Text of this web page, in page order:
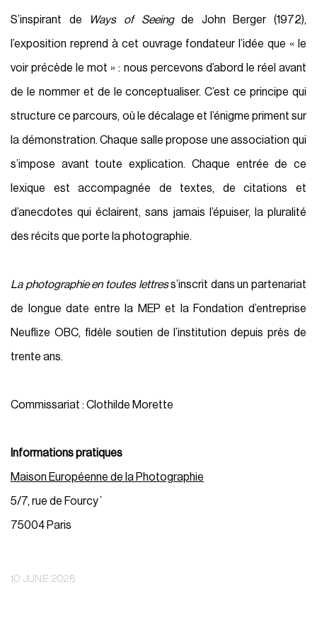
S’inspirant de Ways of Seeingde John Berger (1972),
l’exposition reprend à cet ouvrage fondateur l’idée que « le
voir précède le mot » : nous percevons d’abord le réel avant
de le nommer et de le conceptualiser. C’est ce principe qui
structure ce parcours, où le décalage et l’énigme priment sur
la démonstration. Chaque salle propose une association qui
s’impose avant toute explication. Chaque entrée de ce
lexique est accompagnée de textes, de citations et
d’anecdotes qui éclairent, sans jamais l’épuiser, la pluralité
des récits que porte la photographie.
La photographie en toutes lettress’inscrit dans un partenariat
de longue date entre la MEP et la Fondation d’entreprise
Neuflize OBC, fidèle soutien de l’institution depuis près de
trente ans.
Commissariat : Clothilde Morette
Informations pratiques
Maison Européenne de la Photographie
5/7, rue de Fourcy`
75004 Paris
10 JUNE 2026